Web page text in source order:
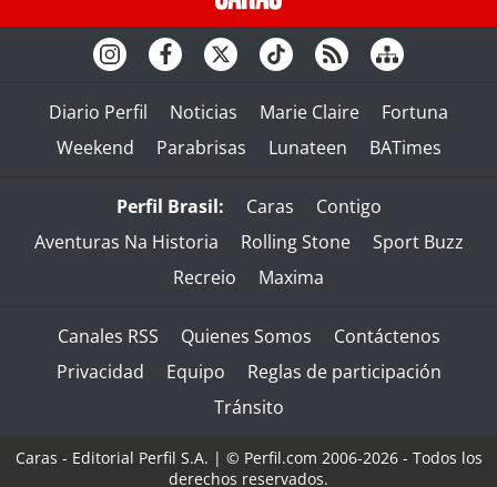
Diario Perfil Noticias Marie Claire
Fortuna
Weekend
Parabrisas Lunateen BATimes
Perfil Brasil: Caras
Contigo
Aventuras Na Historia
Rolling Stone
Sport Buzz
Recreio
Maxima
Canales RSS Quienes Somos
Contáctenos
Privacidad
Equipo
Reglas de participación
Tránsito
Caras - Editorial Perfil S.A. | © Perfil.com 2006-2026 - Todos los
derechos reservados.